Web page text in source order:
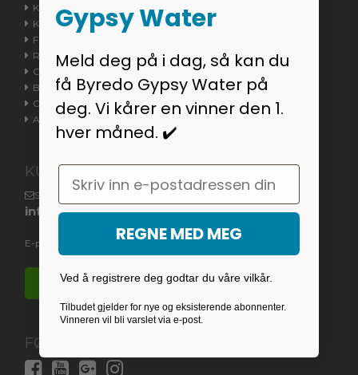
Kontakt oss
Kundeservice
Fraktinformasjon
Returvarer / Reklamasjonsrett
Godkjent nettbutikken / Trustpilot
Bestillingsstatus
Cookieinnstillinger
Angreskjema
KUNDESERVICE
Skriv til oss på
info@coolpriser.no
E-poster besvares på hverdager innen 48 timer.
KLIKK HER FOR CHATBOT
FØLG OSS HER:
Gypsy Water
Meld deg på i dag, så kan du
få Byredo Gypsy Water på
deg. Vi kårer en vinner den 1.
hver måned. ✔️
Email
REGNE MED MEG
Ved å registrere deg godtar du våre vilkår.
Tilbudet gjelder for nye og eksisterende abonnenter.
Vinneren vil bli varslet via e-post.